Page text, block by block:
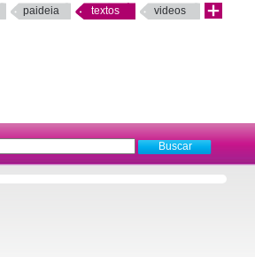
paideia textos videos